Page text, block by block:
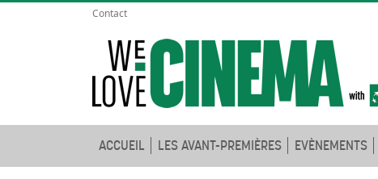
Contact
ACCUEIL LES AVANT-PREMIÈRES EVÈNEMENTS